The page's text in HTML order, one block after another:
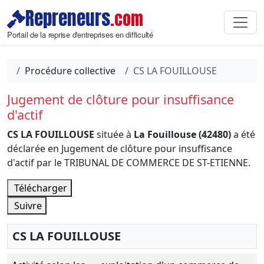
Repreneurs.com
Portail de la reprise d'entreprises en difficulté
Procédure collective CS LA FOUILLOUSE
Jugement de clôture pour insuffisance
d'actif
CS LA FOUILLOUSE située à La Fouillouse (42480)a été
déclarée en Jugement de clôture pour insuffisance
d'actif par le TRIBUNAL DE COMMERCE DE ST-ETIENNE.
Télécharger
Suivre
CS LA FOUILLOUSE